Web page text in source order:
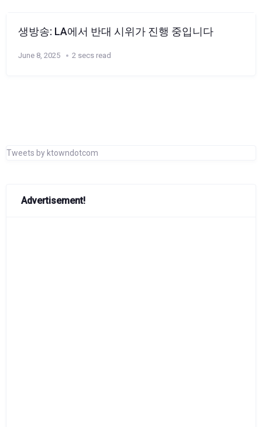
생방송: LA에서 반대 시위가 진행 중입니다
June 8, 2025 2 secs read
Tweets by ktowndotcom
Advertisement!